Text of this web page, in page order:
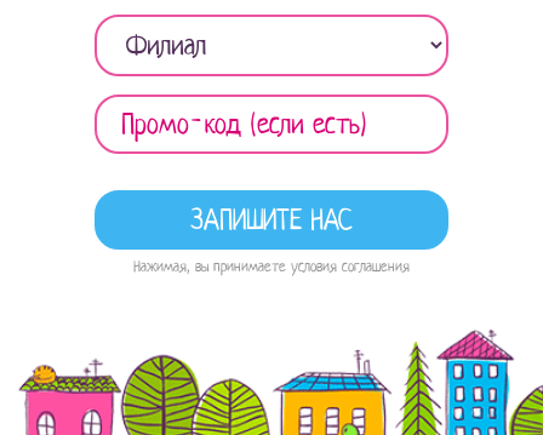
Нажимая, вы принимаете условия соглашения